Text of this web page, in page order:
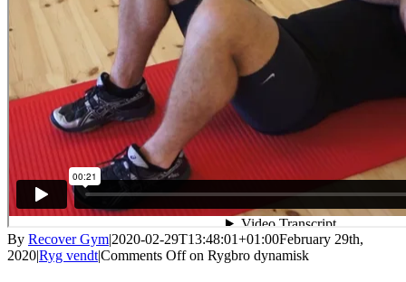
By Recover Gym|2020-02-29T13:48:01+01:00February 29th,
2020|Ryg vendt|Comments Offon Rygbro dynamisk